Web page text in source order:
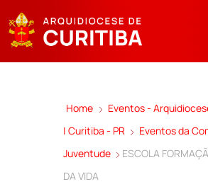
Home
Eventos -
| Curitiba - PR
Eventos da
Juventude
ESCOLA
DA VIDA